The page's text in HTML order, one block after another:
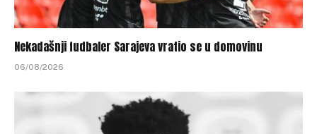
Nekadašnji fudbaler Sarajeva vratio se u domovinu
06/08/2026